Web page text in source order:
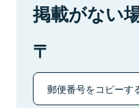
掲載がない
郵便番号をコピーす